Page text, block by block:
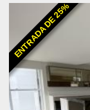
ENTRADA DE 25%